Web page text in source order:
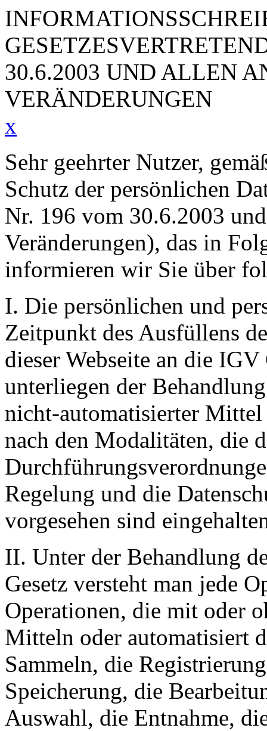
30.6.2003 UND ALLEN
VERÄNDERUNGEN
x
Sehr geehrter Nutzer,
Schutz der persönlichen
Nr. 196 vom 30.6.2003
Veränderungen), das in
informieren wir Sie über
I. Die persönlichen und
Zeitpunkt des Ausfüllens
dieser Webseite an die
unterliegen der
nicht-automatisierter
nach den Modalitäten, die
Regelung und die
vorgesehen sind
II. Unter der Behandlung
Gesetz versteht man jede
Operationen, die mit oder
Mitteln oder automatisiert
Sammeln, die
Speicherung, die
Auswahl, die Entnahme,